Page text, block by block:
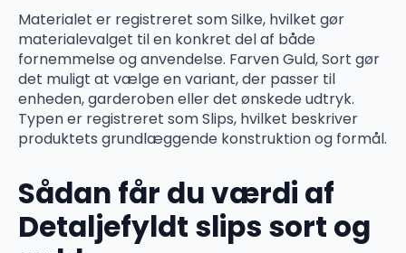
Materialet er registreret som Silke, hvilket gør
materialevalget til en konkret del af både
fornemmelse og anvendelse. Farven Guld, Sort gør
det muligt at vælge en variant, der passer til
enheden, garderoben eller det ønskede udtryk.
Typen er registreret som Slips, hvilket beskriver
produktets grundlæggende konstruktion og formål.
Sådan får du værdi af
Detaljefyldt slips sort og